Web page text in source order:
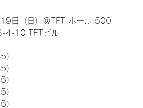
日（日）＠TFT ホール 500
4-10 TFTビル
）
）
）
）
）